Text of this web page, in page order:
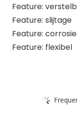
Feature:
Feature: slijtage
Feature: corrosie
Feature: flexibel